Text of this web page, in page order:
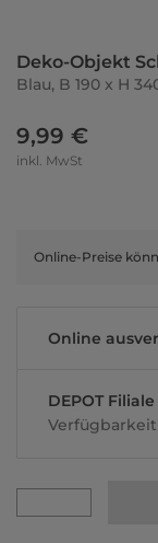
Deko-Objekt
Blau, B 190 x H
9,99 €
inkl. MwSt
Online
DEPOT Filiale